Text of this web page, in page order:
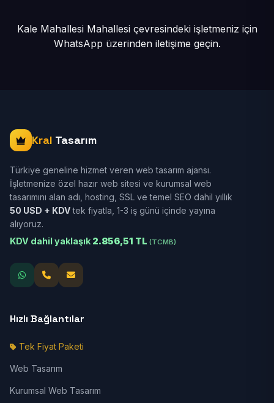
Kale Mahallesi Mahallesi çevresindeki işletmeniz için
WhatsApp üzerinden iletişime geçin.
Kral Tasarım
Türkiye geneline hizmet veren web tasarım ajansı.
İşletmenize özel hazır web sitesi ve kurumsal web
tasarımını alan adı, hosting, SSL ve temel SEO dahil yıllık
50 USD + KDVtek fiyatla, 1-3 iş günü içinde yayına
alıyoruz.
KDV dahil yaklaşık 2.856,51 TL (TCMB)
Hızlı Bağlantılar
Tek Fiyat Paketi
Web Tasarım
Kurumsal Web Tasarım